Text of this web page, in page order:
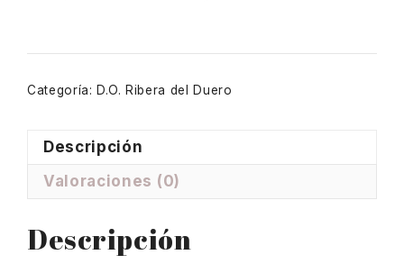
Categoría:D.O. Ribera del Duero
Descripción
Valoraciones (0)
Descripción